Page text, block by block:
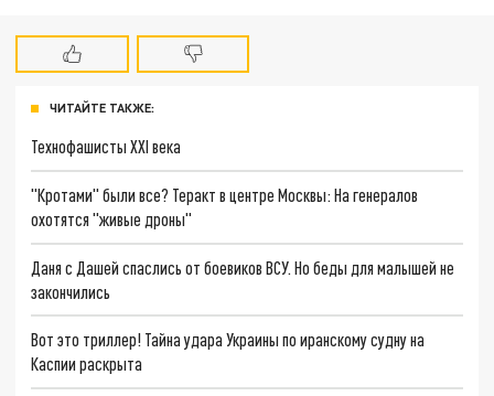
ЧИТАЙТЕ ТАКЖЕ:
Технофашисты XXI века
"Кротами" были все? Теракт в центре Москвы: На генералов
охотятся "живые дроны"
Даня с Дашей спаслись от боевиков ВСУ. Но беды для малышей не
закончились
Вот это триллер! Тайна удара Украины по иранскому судну на
Каспии раскрыта